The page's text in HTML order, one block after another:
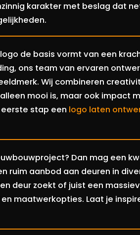
karakter met beslag dat
de basis vormt van een
ons team van ervaren
Wij combineren
mooi is, maar ook impact
stap een logo laten
Dan mag een
ruim aanbod aan deuren in
deur zoekt of juist een
maatwerkopties. Laat je